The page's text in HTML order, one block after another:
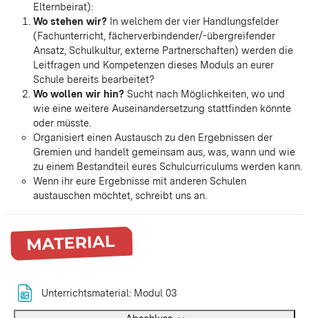
Elternbeirat):
Wo stehen wir? In welchem der vier Handlungsfelder
(Fachunterricht, fächerverbindender/-übergreifender
Ansatz, Schulkultur, externe Partnerschaften) werden die
Leitfragen und Kompetenzen dieses Moduls an eurer
Schule bereits bearbeitet?
Wo wollen wir hin? Sucht nach Möglichkeiten, wo und
wie eine weitere Auseinandersetzung stattfinden könnte
oder müsste.
Organisiert einen Austausch zu den Ergebnissen der
Gremien und handelt gemeinsam aus, was, wann und wie
zu einem Bestandteil eures Schulcurriculums werden kann.
Wenn ihr eure Ergebnisse mit anderen Schulen
austauschen möchtet, schreibt uns an.
Unterrichtsmaterial: Modul 03